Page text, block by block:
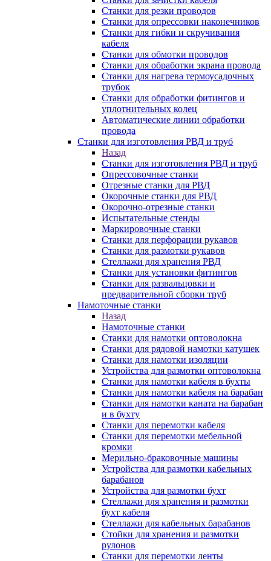
Станки для резки проводов
Станки для опрессовки наконечников
Станки для гибки и скручивания
кабеля
Станки для обмотки проводов
Станки для обработки экрана провода
Станки для нагрева термоусадочных
трубок
Станки для обработки фитингов и
уплотнительных колец
Автоматические линии обработки
провода
Станки для изготовления РВД и труб
Назад
Станки для изготовления РВД и труб
Опрессовочные станки
Отрезные станки для РВД
Окорочные станки для РВД
Окорочно-отрезные станки
Испытательные стенды
Маркировочные станки
Станки для перфорации рукавов
Станки для размотки рукавов
Стеллажи для хранения РВД
Станки для установки фитингов
Станки для развальцовки и
предварительной сборки труб
Намоточные станки
Назад
Намоточные станки
Станки для намотки оптоволокна
Станки для рядовой намотки катушек
Станки для намотки изоляции
Устройства для размотки оптоволокна
Станки для намотки кабеля в бухты
Станки для намотки кабеля на барабан
Станки для намотки каната на барабан
и в бухту
Станки для перемотки кабеля
Станки для перемотки мебельной
кромки
Мерильно-браковочные машины
Устройства для размотки кабельных
барабанов
Устройства для размотки бухт
Стеллажи для хранения и размотки
бухт кабеля
Стеллажи для кабельных барабанов
Стойки для хранения и размотки
рулонов
Станки для перемотки ленты